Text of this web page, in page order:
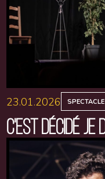
23.01.2026 SPECTACLE
C'EST DÉCIDÉ JE